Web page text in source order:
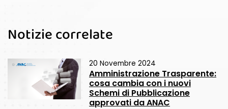
Notizie correlate
20 Novembre 2024
Amministrazione Trasparente:
cosa cambia con i nuovi
Schemi di Pubblicazione
approvati da ANAC